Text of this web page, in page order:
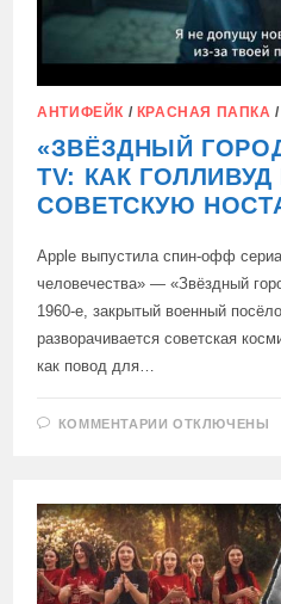
АНТИФЕЙК / КРАСНАЯ ПАПКА
«ЗВЁЗДНЫЙ
TV: КАК
СОВЕТСКУЮ
Apple выпустила спин-офф
человечества» — «Звёздный
1960-е, закрытый военный
разворачивается советская
как повод для…
КОММЕНТАРИИ К
APPLE
TV:
КАК
ГОЛЛИВУД
СОВЕТСКУЮ
ОТКЛЮЧЕНЫ